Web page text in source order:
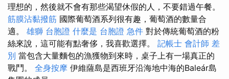
理想的，然後就不會有那些渴望休假的人，不要錯過午餐。
筋膜沾黏撥筋 國際葡萄酒系列很有趣，葡萄酒的數量合
適。 雄獅 台胞證 什麼是 台胞證 急件 對於傳統葡萄酒的粉
絲來說，這可能有點奢侈，我喜歡選擇。 記帳士 會計師 差
別 當包含大量麵包的漁獲物到來時，桌子上有一場真正的
戰鬥。 全身按摩 伊維薩島是西班牙沿海地中海的Baleár島